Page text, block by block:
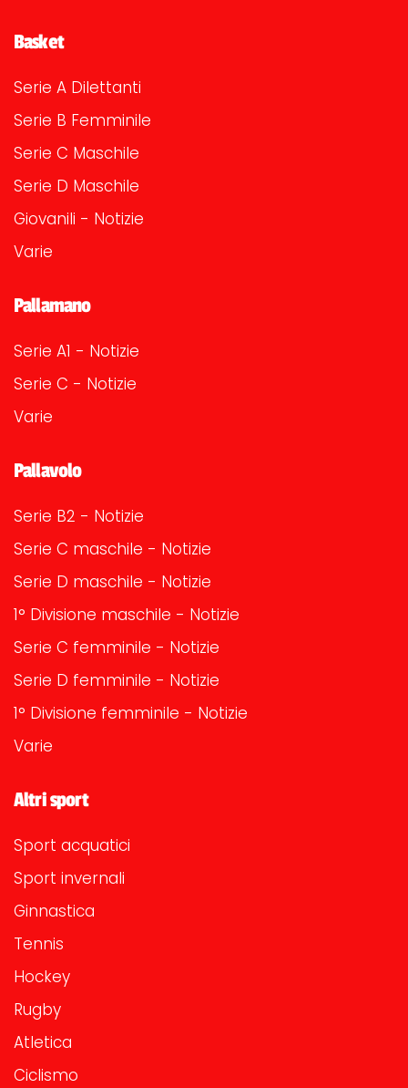
Basket
Serie A Dilettanti
Serie B Femminile
Serie C Maschile
Serie D Maschile
Giovanili - Notizie
Varie
Pallamano
Serie A1 - Notizie
Serie C - Notizie
Varie
Pallavolo
Serie B2 - Notizie
Serie C maschile - Notizie
Serie D maschile - Notizie
1° Divisione maschile - Notizie
Serie C femminile - Notizie
Serie D femminile - Notizie
1° Divisione femminile - Notizie
Varie
Altri sport
Sport acquatici
Sport invernali
Ginnastica
Tennis
Hockey
Rugby
Atletica
Ciclismo